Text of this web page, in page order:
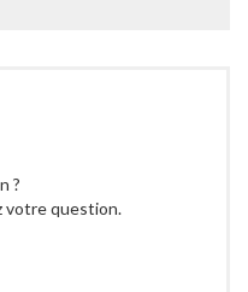
?
votre question.